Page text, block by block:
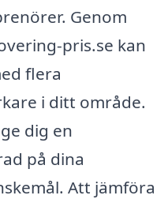
Genom
pris.se kan
flera
i ditt område.
dig en
på dina
Att jämföra